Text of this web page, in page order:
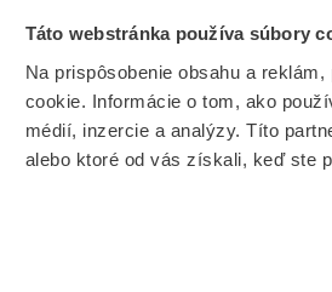
Táto webstránka používa súbory
Na prispôsobenie obsahu a
cookie. Informácie o tom, ako
médií, inzercie a analýzy. Títo
alebo ktoré od vás získali, keď ste